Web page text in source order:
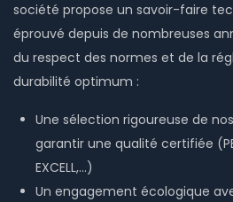
société propose un savoir-faire
éprouvé depuis de nombreuses
du respect des normes et de la
durabilité optimum :
Une sélection rigoureuse de
garantir une qualité certifiée
EXCELL,…)
Un engagement écologique